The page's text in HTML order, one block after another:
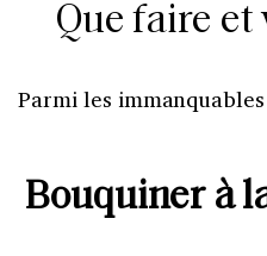
Que faire et
Parmi les
Bouquiner à